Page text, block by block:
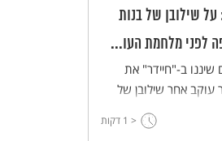
שילובן של בנות
לפני מלחמת העו...
ב-"חיידר" את
עוקב אחר שילובן של
אירופה, לאורך
< 1 דקות